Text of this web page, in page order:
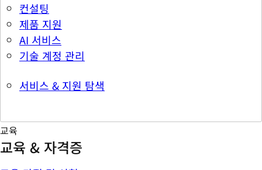
컨설팅
제품 지원
AI 서비스
기술 계정 관리
서비스 & 지원 탐색
교육
교육 & 자격증